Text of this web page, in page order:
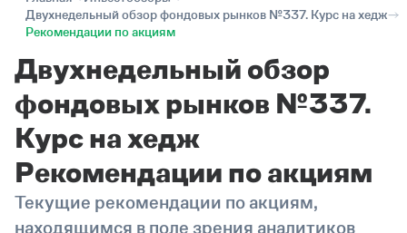
Двухнедельный обзор фондовых рынков №337. Курс на хедж
Рекомендации по акциям
Двухнедельный обзор
фондовых рынков №337.
Курс на хедж
Рекомендации по акциям
Текущие рекомендации по акциям,
находящимся в поле зрения аналитиков